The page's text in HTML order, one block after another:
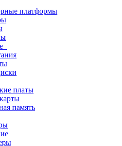
платформы
платы
память